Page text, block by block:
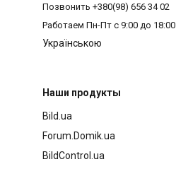
Позвонить +380(98) 656 34 02
Работаем Пн-Пт с 9:00 до 18:00
Українською
Наши продукты
Bild.ua
Forum.Domik.ua
BildControl.ua